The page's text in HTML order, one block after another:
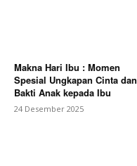
Makna Hari Ibu : Momen
Spesial Ungkapan Cinta dan
Bakti Anak kepada Ibu
24 Desember 2025